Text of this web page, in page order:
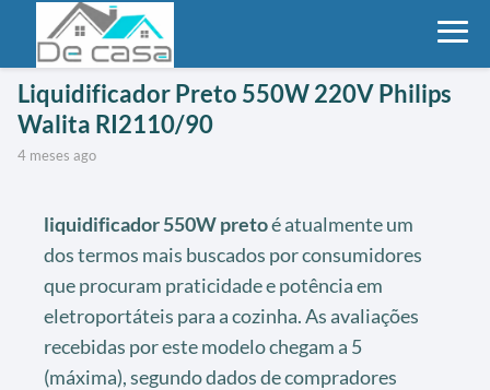
Liquidificador Preto 550W 220V Philips
Walita RI2110/90
4 meses ago
liquidificador 550W pretoé atualmente um
dos termos mais buscados por consumidores
que procuram praticidade e potência em
eletroportáteis para a cozinha. As avaliações
recebidas por este modelo chegam a 5
(máxima), segundo dados de compradores